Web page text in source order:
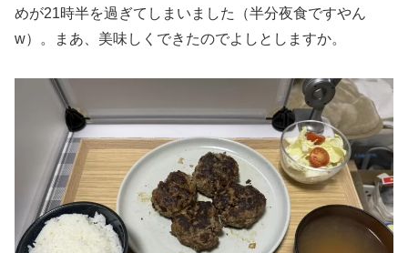
めが21時半を過ぎてしまいました（半分夜食ですやん
w）。まあ、美味しくできたのでよしとしますか。